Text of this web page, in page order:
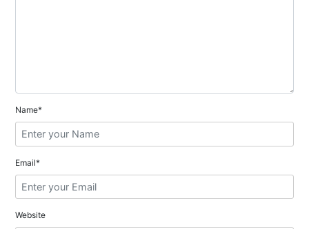
e
n
t
r
a
d
Name*
Email*
Website